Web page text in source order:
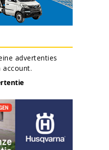
advertenties
account.